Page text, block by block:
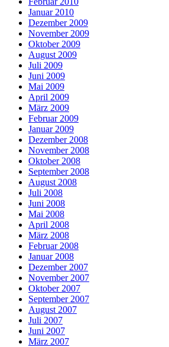
Januar 2010
Dezember 2009
November 2009
Oktober 2009
August 2009
Juli 2009
Juni 2009
Mai 2009
April 2009
März 2009
Februar 2009
Januar 2009
Dezember 2008
November 2008
Oktober 2008
September 2008
August 2008
Juli 2008
Juni 2008
Mai 2008
April 2008
März 2008
Februar 2008
Januar 2008
Dezember 2007
November 2007
Oktober 2007
September 2007
August 2007
Juli 2007
Juni 2007
März 2007